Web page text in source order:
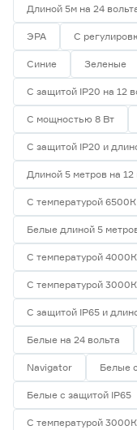
Длиной 5м на 24
ЭРА С
Синие Зеленые
С защитой IP20 на 12
С мощностью 8 Вт
С защитой IP20 и
Длиной 5 метров на 12
С температурой 6500К
Белые длиной 5
С температурой
С температурой
С защитой IP65 и
Белые на 24 вольта
Navigator Белые
Белые с защитой IP65
С температурой